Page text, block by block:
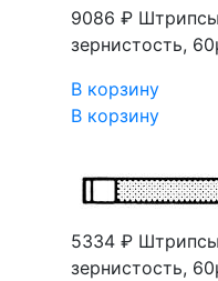
9086 ₽
зернистость,
В корзину
В корзину
5334 ₽
зернистость,